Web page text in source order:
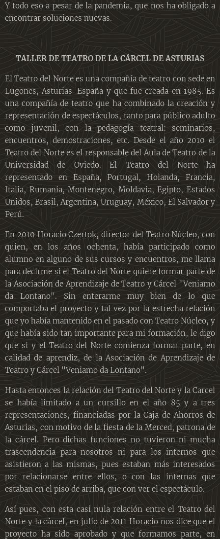
Y todo eso a pesar de la pandemia, que nos ha obligado a
encontrar soluciones nuevas.
TALLER DE TEATRO DE LA CÁRCEL DE ASTURIAS
El Teatro del Norte es una compañía de teatro con sede en
Lugones, Asturias-España y que fue creada en 1985. Es
una compañía de teatro que ha combinado la creación y
representación de espectáculos, tanto para público adulto
como juvenil, con la pedagogía teatral: seminarios,
encuentros, demostraciones, etc. Desde el año 2010 el
Teatro del Norte es el responsable del Aula de Teatro de la
Universidad de Oviedo. El Teatro del Norte ha
representado en España, Portugal, Holanda, Francia,
Italia, Rumania, Montenegro, Moldavia, Egipto, Estados
Unidos, Brasil, Argentina, Uruguay, México, El Salvador y
Perú.
En 2010 Horacio Czertok, director del Teatro Núcleo, con
quien, en los años ochenta, había participado como
alumno en alguno de sus cursos y encuentros, me llama
para decirme si el Teatro del Norte quiere formar parte de
la Asociación de Aprendizaje de Teatro y Cárcel "Veniamo
da Lontano". Sin enterarme muy bien de lo que
comportaba el proyecto y tal vez por la estrecha relación
que yo había mantenido en el pasado con Teatro Núcleo, y
que había sido tan importante para mi formación, le digo
que si y el Teatro del Norte comienza formar parte, en
calidad de aprendiz, de la Asociación de Aprendizaje de
Teatro y Cárcel "Veniamo da Lontano".
Hasta entonces la relación del Teatro del Norte y la Carcel
se había limitado a un cursillo en el año 85 y a tres
representaciones, financiadas por la Caja de Ahorros de
Asturias, con motivo de la fiesta de la Merced, patrona de
la cárcel. Pero dichas funciones no tuvieron ni mucha
trascendencia para nosotros ni para los internos que
asistieron a las mismas, pues estaban más interesados
por relacionarse entre ellos, o con las internas que
estaban en el piso de arriba, que con ver el espectáculo.
Así pues, con esta casi nula relación entre el Teatro del
Norte y la cárcel, en julio de 2011 Horacio nos dice que el
proyecto ha sido aprobado y que formamos parte, en